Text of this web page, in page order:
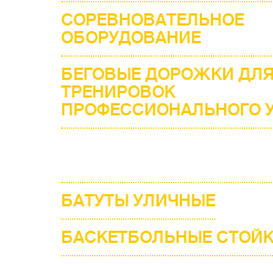
СОРЕВНОВАТЕЛЬНОЕ
ОБОРУДОВАНИЕ
БЕГОВЫЕ ДОРОЖКИ ДЛЯ
ТРЕНИРОВОК
ПРОФЕССИОНАЛЬНОГО
БАТУТЫ УЛИЧНЫЕ
БАСКЕТБОЛЬНЫЕ